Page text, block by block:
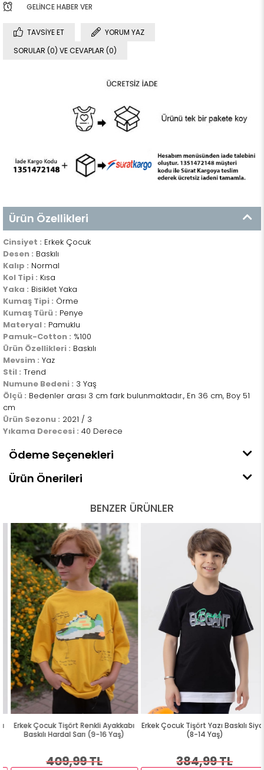
GELINCE HABER VER
TAVSIYE ET
YORUM YAZ
SORULAR (0) VE CEVAPLAR (0)
Ürün Özellikleri
Cinsiyet : Erkek Çocuk
Desen : Baskılı
Kalıp : Normal
Kol Tipi : Kısa
Yaka : Bisiklet Yaka
Kumaş Tipi : Örme
Kumaş Türü : Penye
Materyal : Pamuklu
Pamuk-Cotton : %100
Ürün Özellikleri : Baskılı
Mevsim : Yaz
Stil : Trend
Numune Bedeni : 3 Yaş
Ölçü : Bedenler arası 3 cm fark bulunmaktadır., En 36 cm, Boy 51
cm
Ürün Sezonu : 2021 / 3
Yıkama Derecesi : 40 Derece
Ödeme Seçenekleri
Ürün Önerileri
BENZER ÜRÜNLER
Erkek Çocuk Tişört Renkli Ayakkabı
Baskılı Hardal Sarı (9-16 Yaş)
409,99 TL
Erkek Çocuk Tişört Yazı Baskılı Siyah
(8-14 Yaş)
384,99 TL